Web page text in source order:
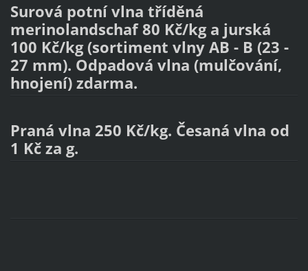
Surová potní vlna tříděná
merinolandschaf 80 Kč/kg a jurská
100 Kč/kg (sortiment vlny AB - B (23 -
27 mm). Odpadová vlna (mulčování,
hnojení) zdarma.
Praná vlna 250 Kč/kg. Česaná vlna od
1 Kč za g.